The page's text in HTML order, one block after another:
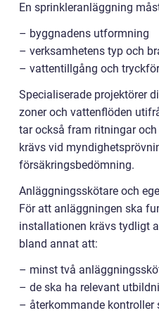
En sprinkleranläggning
– byggnadens utformning
– verksamhetens typ och
– vattentillgång och
Specialiserade projektörer
zoner och vattenflöden
tar också fram ritningar
krävs vid
försäkringsbedömning.
Anläggningsskötare och
För att anläggningen ska
installationen krävs tydligt
bland annat att:
– minst två
– de ska ha relevant
– återkommande kontroller